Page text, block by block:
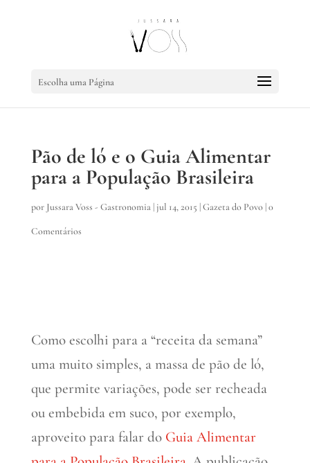
Escolha uma Página
Pão de ló e o Guia Alimentar
para a População Brasileira
por Jussara Voss - Gastronomia|jul 14, 2015 |Gazeta do Povo|0
Comentários
Como escolhi para a “receita da semana”
uma muito simples, a massa de pão de ló,
que permite variações, pode ser recheada
ou embebida em suco, por exemplo,
aproveito para falar do Guia Alimentar